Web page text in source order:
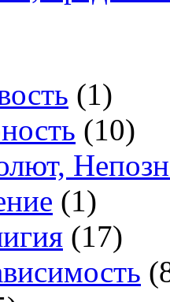
(1)
(10)
(1)
(17)